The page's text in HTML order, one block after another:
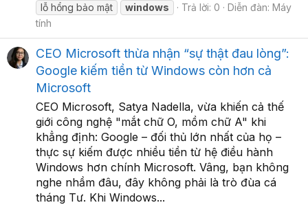
lỗ hổng bảo mật
windows Trả lời: 0 Diễn đàn: Máy
tính
CEO Microsoft thừa nhận “sự thật đau lòng”:
Google kiếm tiền từ Windows còn hơn cả
Microsoft
CEO Microsoft, Satya Nadella, vừa khiến cả thế
giới công nghệ "mắt chữ O, mồm chữ A" khi
khẳng định: Google – đối thủ lớn nhất của họ –
thực sự kiếm được nhiều tiền từ hệ điều hành
Windows hơn chính Microsoft. Vâng, bạn không
nghe nhầm đâu, đây không phải là trò đùa cá
tháng Tư. Khi Windows...